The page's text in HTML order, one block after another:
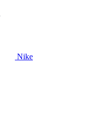
Nike